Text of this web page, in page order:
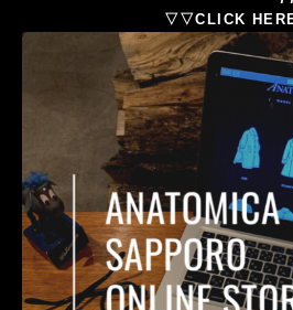
▽▽CLICK